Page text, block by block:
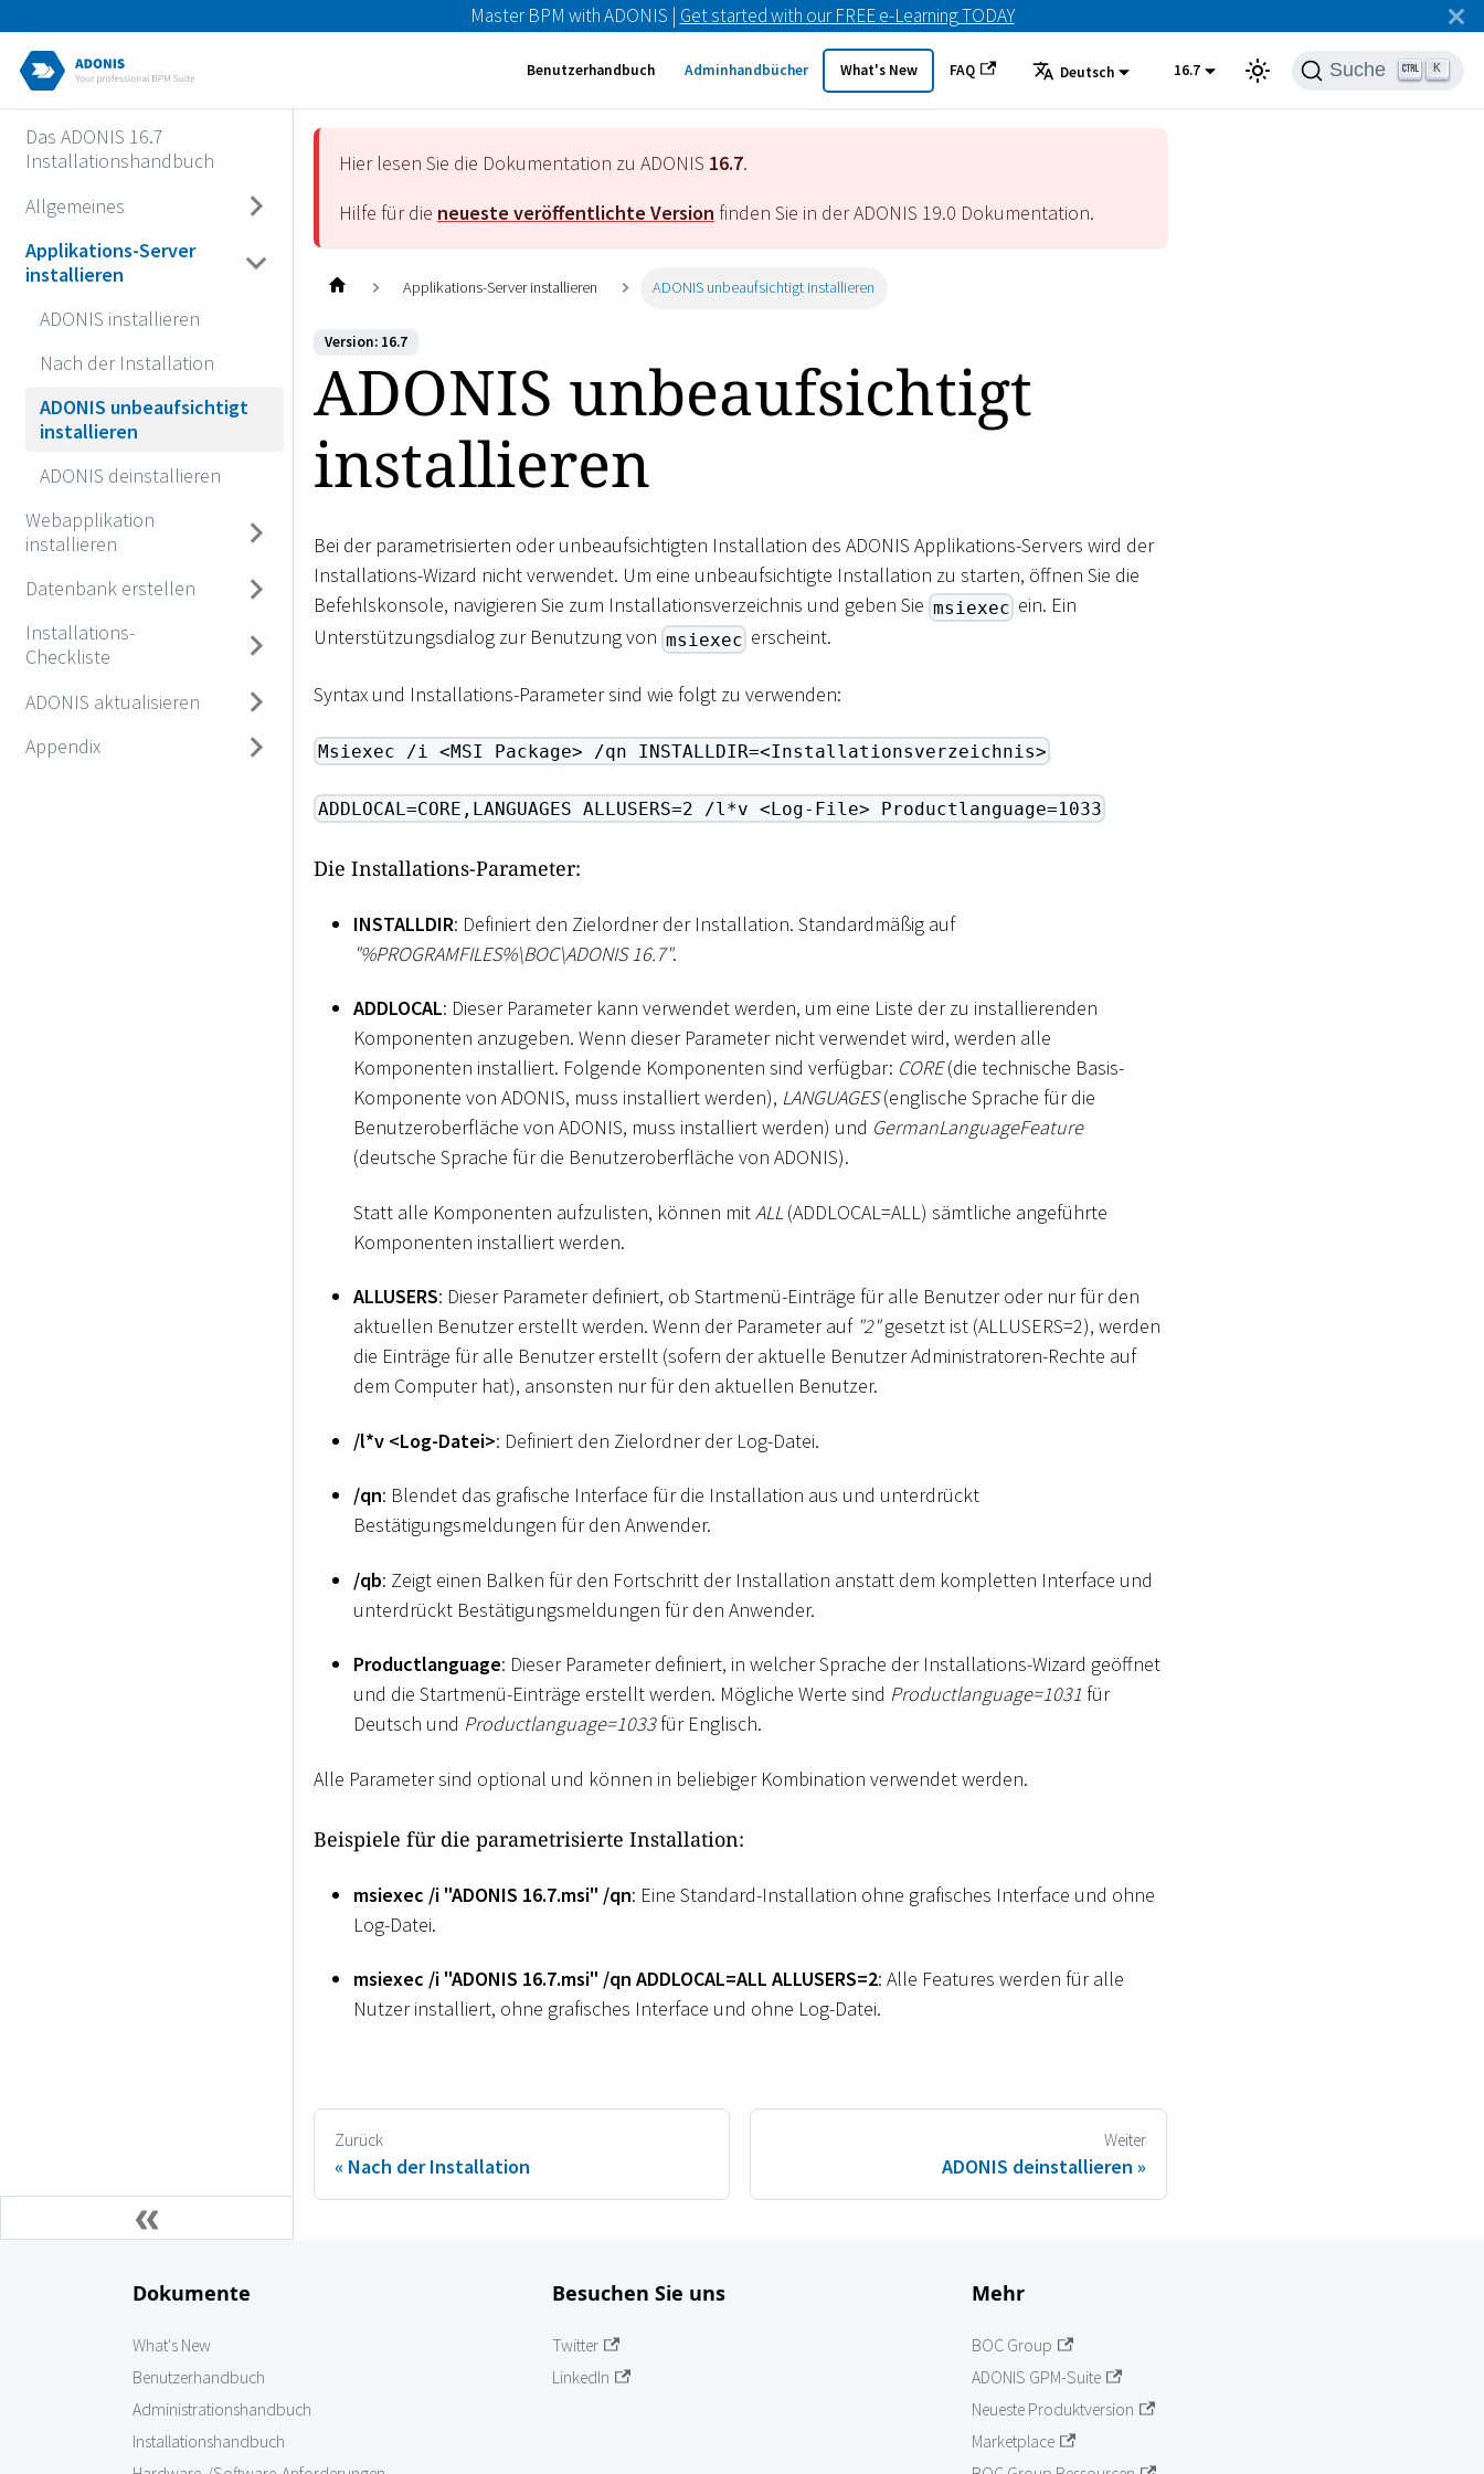
Master BPM with ADONIS | Get started with our FREE e-Learning TODAY
Benutzerhandbuch Adminhandbücher What's New FAQ Deutsch 16.7 Suche K
Das ADONIS 16.7
Installationshandbuch
Allgemeines
Applikations-Server
installieren
ADONIS installieren
Nach der Installation
ADONIS unbeaufsichtigt
installieren
ADONIS deinstallieren
Webapplikation
installieren
Datenbank erstellen
Installations-
Checkliste
ADONIS aktualisieren
Appendix
Hier lesen Sie die Dokumentation zu ADONIS 16.7.
Hilfe für die neueste veröffentlichte Version finden Sie in der ADONIS 19.0 Dokumentation.
Applikations-Server installieren ADONIS unbeaufsichtigt installieren
Version: 16.7
ADONIS unbeaufsichtigt
installieren
Bei der parametrisierten oder unbeaufsichtigten Installation des ADONIS Applikations-Servers wird der
Installations-Wizard nicht verwendet. Um eine unbeaufsichtigte Installation zu starten, öffnen Sie die
Befehlskonsole, navigieren Sie zum Installationsverzeichnis und geben Sie msiexec ein. Ein
Unterstützungsdialog zur Benutzung von msiexec erscheint.
Syntax und Installations-Parameter sind wie folgt zu verwenden:
Msiexec /i <MSI Package> /qn INSTALLDIR=<Installationsverzeichnis>
ADDLOCAL=CORE,LANGUAGES ALLUSERS=2 /l*v <Log-File> Productlanguage=1033
Die Installations-Parameter:
INSTALLDIR: Definiert den Zielordner der Installation. Standardmäßig auf
"%PROGRAMFILES%\BOC\ADONIS 16.7".
ADDLOCAL: Dieser Parameter kann verwendet werden, um eine Liste der zu installierenden
Komponenten anzugeben. Wenn dieser Parameter nicht verwendet wird, werden alle
Komponenten installiert. Folgende Komponenten sind verfügbar: CORE(die technische Basis-
Komponente von ADONIS, muss installiert werden), LANGUAGES(englische Sprache für die
Benutzeroberfläche von ADONIS, muss installiert werden) und GermanLanguageFeature
(deutsche Sprache für die Benutzeroberfläche von ADONIS).
Statt alle Komponenten aufzulisten, können mitALL(ADDLOCAL=ALL) sämtliche angeführte
Komponenten installiert werden.
ALLUSERS: Dieser Parameter definiert, ob Startmenü-Einträge für alle Benutzer oder nur für den
aktuellen Benutzer erstellt werden. Wenn der Parameter auf "2"gesetzt ist (ALLUSERS=2), werden
die Einträge für alle Benutzer erstellt (sofern der aktuelle Benutzer Administratoren-Rechte auf
dem Computer hat), ansonsten nur für den aktuellen Benutzer.
/l*v <Log-Datei>: Definiert den Zielordner der Log-Datei.
/qn: Blendet das grafische Interface für die Installation aus und unterdrückt
Bestätigungsmeldungen für den Anwender.
/qb: Zeigt einen Balken für den Fortschritt der Installation anstatt dem kompletten Interface und
unterdrückt Bestätigungsmeldungen für den Anwender.
Productlanguage: Dieser Parameter definiert, in welcher Sprache der Installations-Wizard geöffnet
und die Startmenü-Einträge erstellt werden. Mögliche Werte sind Productlanguage=1031 für
Deutsch und Productlanguage=1033für Englisch.
Alle Parameter sind optional und können in beliebiger Kombination verwendet werden.
Beispiele für die parametrisierte Installation:
msiexec /i "ADONIS 16.7.msi" /qn: Eine Standard-Installation ohne grafisches Interface und ohne
Log-Datei.
msiexec /i "ADONIS 16.7.msi" /qn ADDLOCAL=ALL ALLUSERS=2: Alle Features werden für alle
Nutzer installiert, ohne grafisches Interface und ohne Log-Datei.
Zurück
Nach der Installation
Weiter
ADONIS deinstallieren
Dokumente
What's New
Benutzerhandbuch
Administrationshandbuch
Installationshandbuch
Besuchen Sie uns
Twitter
LinkedIn
Mehr
BOC Group
ADONIS GPM-Suite
Neueste Produktversion
Marketplace